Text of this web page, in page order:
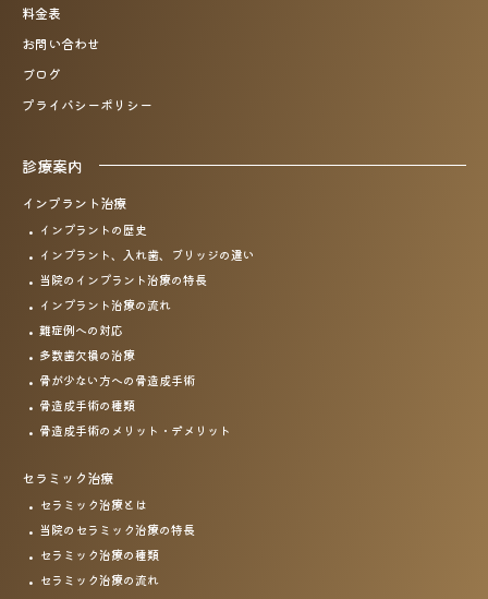
料金表
お問い合わせ
ブログ
プライバシーポリシー
診療案内
インプラント治療
インプラントの歴史
インプラント、入れ歯、
ブリッジの違い
当院のインプラント治療の特長
インプラント治療の流れ
難症例への対応
多数歯欠損の治療
骨が少ない方への骨造成手術
骨造成手術の種類
骨造成手術のメリット・ デメリット
セラミック治療
セラミック治療とは
当院のセラミック治療の特長
セラミック治療の種類
セラミック治療の流れ